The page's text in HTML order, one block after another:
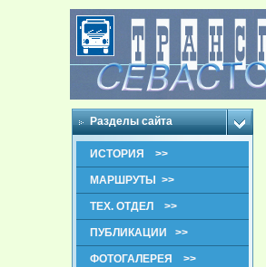
Разделы сайта
ИСТОРИЯ >>
МАРШРУТЫ >>
ТЕХ. ОТДЕЛ >>
ПУБЛИКАЦИИ >>
ФОТОГАЛЕРЕЯ >>